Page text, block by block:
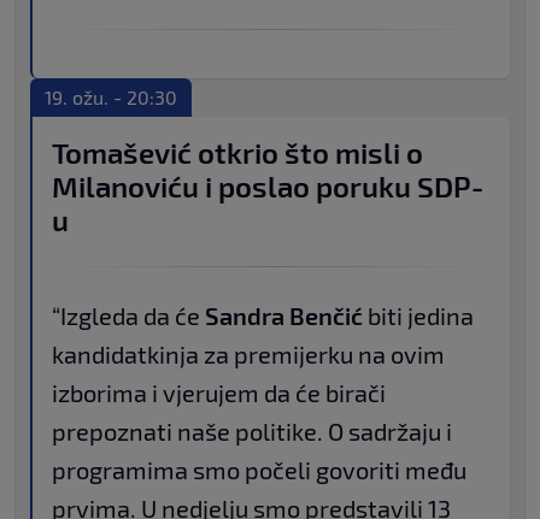
19. ožu. - 20:30
Tomašević otkrio što misli o
Milanoviću i poslao poruku SDP-
u
“Izgleda da će Sandra Benčić biti jedina
kandidatkinja za premijerku na ovim
izborima i vjerujem da će birači
prepoznati naše politike. O sadržaju i
programima smo počeli govoriti među
prvima. U nedjelju smo predstavili 13